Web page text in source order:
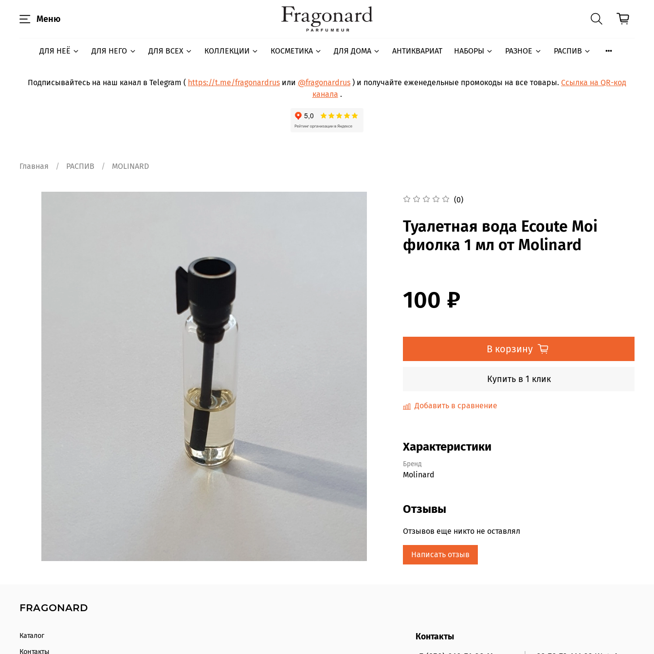
Меню
ДЛЯ НЕЁ ДЛЯ НЕГО ДЛЯ ВСЕХ КОЛЛЕКЦИИ КОСМЕТИКА ДЛЯ ДОМА АНТИКВАРИАТ НАБОРЫ РАЗНОЕ РАСПИВ
Подписывайтесь на наш канал в Telegram ( https://t.me/fragonardrus или @fragonardrus ) и получайте еженедельные промокоды на все товары. Ссылка на QR-код
канала .
Главная РАСПИВ MOLINARD
(0)
Туалетная вода Ecoute Moi
фиолка 1 мл от Molinard
100 ₽
В корзину
Купить в 1 клик
Добавить в сравнение
Характеристики
Бренд
Molinard
Отзывы
Отзывов еще никто не оставлял
Написать отзыв
FRAGONARD
Каталог
Контакты
Контакты